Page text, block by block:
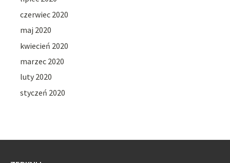
czerwiec 2020
maj 2020
kwiecień 2020
marzec 2020
luty 2020
styczeń 2020